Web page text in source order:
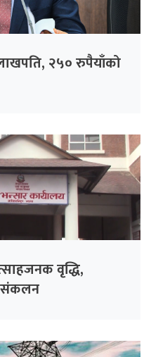
२५० रुपैयाँको
वृद्धि,
संकलन